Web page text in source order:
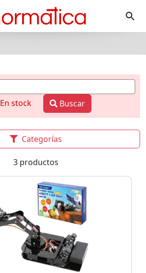
En stock Buscar
Categorías
3 productos